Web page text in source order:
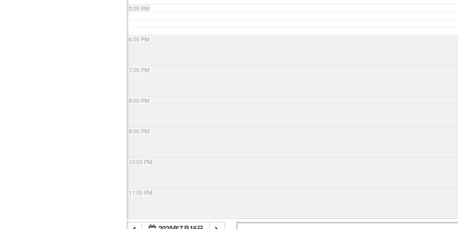
5:00 PM
6:00 PM
7:00 PM
8:00 PM
9:00 PM
10:00 PM
11:00 PM